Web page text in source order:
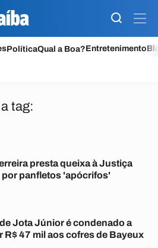
PolíticaQual a Boa?Entretenimento
tag:
presta queixa à Justiça
por panfletos 'apócrifos'
Jota Júnior é condenado a
R$ 47 mil aos cofres de Bayeux